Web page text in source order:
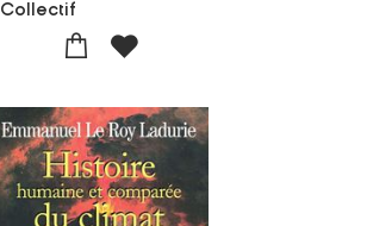
Collectif